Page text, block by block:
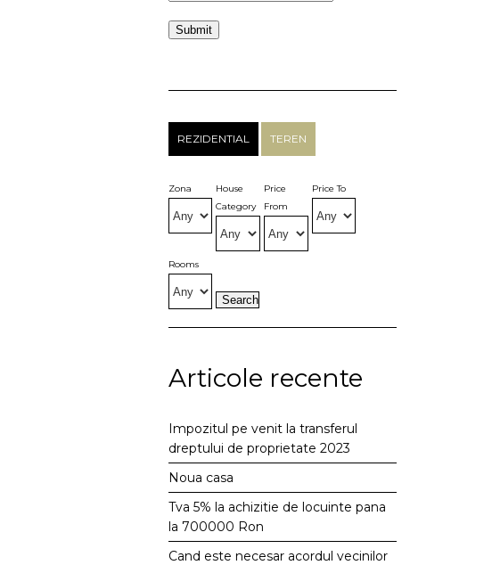
REZIDENTIAL TEREN
Zona
House
Category
Price
From
Price To
Rooms
Articole recente
Impozitul pe venit la transferul
dreptului de proprietate 2023
Noua casa
Tva 5% la achizitie de locuinte pana
la 700000 Ron
Cand este necesar acordul vecinilor